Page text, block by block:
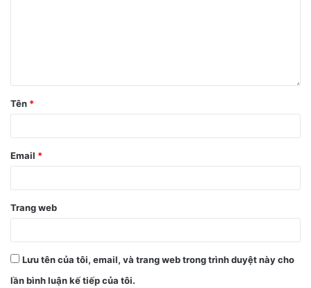
Tên *
Email *
Trang web
Lưu tên của tôi, email, và trang web trong trình duyệt này cho
lần bình luận kế tiếp của tôi.